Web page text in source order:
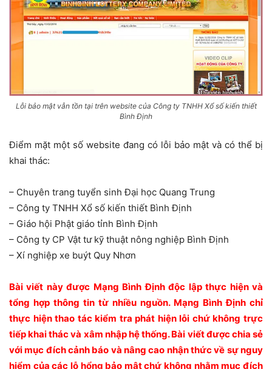
Lỗi bảo mật vẫn tồn tại trên website của Công ty TNHH Xổ số kiến thiết
Bình Định
Điểm mặt một số website đang có lỗi bảo mật và có thể bị
khai thác:
– Chuyên trang tuyển sinh Đại học Quang Trung
– Công ty TNHH Xổ số kiến thiết Bình Định
– Giáo hội Phật giáo tỉnh Bình Định
– Công ty CP Vật tư kỹ thuật nông nghiệp Bình Định
– Xí nghiệp xe buýt Quy Nhơn
Bài viết này được Mạng Bình Định độc lập thực hiện và
tổng hợp thông tin từ nhiều nguồn. Mạng Bình Định chỉ
thực hiện thao tác kiểm tra phát hiện lỗi chứ không trực
tiếp khai thác và xâm nhập hệ thống. Bài viết được chia sẻ
với mục đích cảnh báo và nâng cao nhận thức về sự nguy
hiểm của các lỗ hổng bảo mật chứ không nhằm mục đích